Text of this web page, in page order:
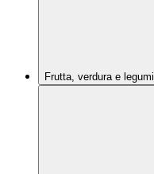
Frutta, verdura e legumi